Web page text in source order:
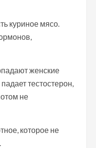
куриное мясо.
женские
тестостерон,
не
которое не